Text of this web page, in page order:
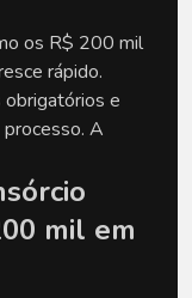
os R$ 200 mil
rápido.
obrigatórios e
A
mil em